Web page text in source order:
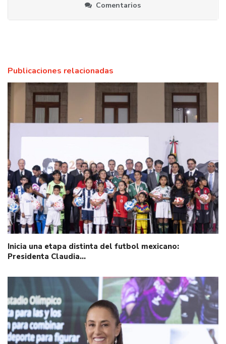
Comentarios
Publicaciones relacionadas
Inicia una etapa distinta del futbol mexicano:
Presidenta Claudia…